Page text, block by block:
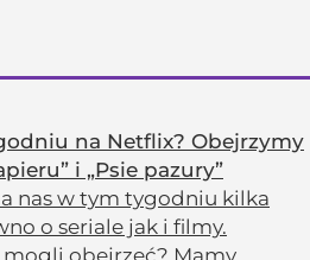
na Netflix? Obejrzymy
i „Psie pazury”
nas w tym tygodniu kilka
o seriale jak i filmy.